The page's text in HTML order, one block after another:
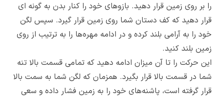
را بر روی زمین قرار دهید. بازوهای خود را کنار بدن به گونه ای
قرار دهید که کف دستان شما روی زمین قرار گیرد. سپس لگن
خود را به آرامی بلند کرده و در ادامه مهره‌ها را به ترتیب از روی
زمین بلند کنید.
این حرکت را تا آن میزان ادامه دهید که تمامی قسمت بالا تنه
شما در قسمت بالا قرار بگیرد. همزمان که لگن شما به سمت بالا
قرار گرفته است، پاشنه‌های خود را به زمین فشار داده و سعی